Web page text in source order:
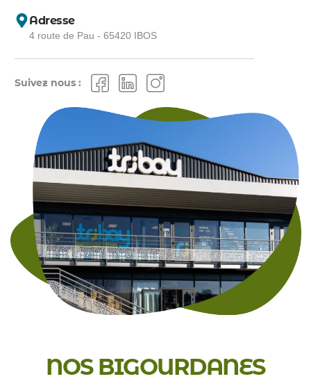
Adresse
4 route de Pau - 65420 IBOS
Suivez nous :
NOS BIGOURDANES